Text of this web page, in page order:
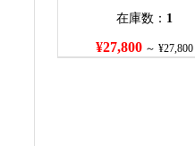
在庫数： 1
¥27,800～ ¥27,800